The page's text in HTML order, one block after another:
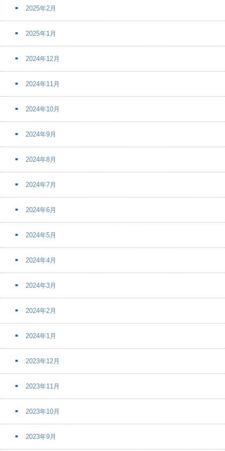
2025年2月
2025年1月
2024年12月
2024年11月
2024年10月
2024年9月
2024年8月
2024年7月
2024年6月
2024年5月
2024年4月
2024年3月
2024年2月
2024年1月
2023年12月
2023年11月
2023年10月
2023年9月